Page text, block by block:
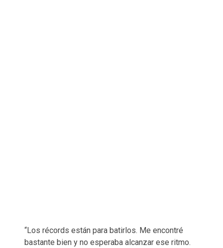
“Los récords están para batirlos. Me encontré
bastante bien y no esperaba alcanzar ese ritmo.